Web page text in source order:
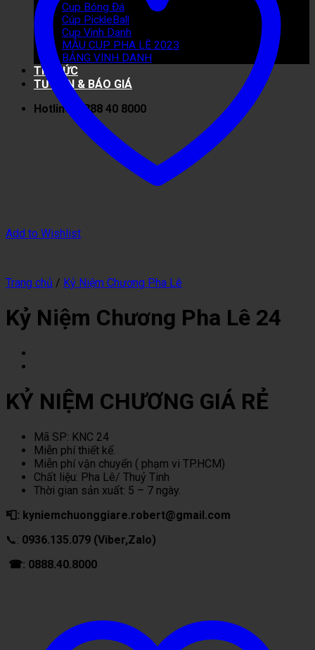
Cup Bóng Đá
Cúp PickleBall
Cup Vinh Danh
MẪU CUP PHA LÊ 2023
BẢNG VINH DANH
TIN TỨC
TƯ VẤN & BÁO GIÁ
Hotline: 0888 40 8000
Add to Wishlist
Trang chủ / Kỷ Niệm Chương Pha Lê
Kỷ Niệm Chương Pha Lê 24
KỶ NIỆM CHƯƠNG GIÁ RẺ
Mã SP: KNC 24
Miễn phí thiết kế.
Miễn phí vận chuyển ( phạm vi TP.HCM)
Chất liệu: Pha Lê/ Thuỷ Tinh
Thời gian sản xuất: 5 – 7 ngày.
📮: kyniemchuonggiare.robert@gmail.com
📞: 0936.135.079 (Viber,Zalo)
☎: 0888.40.8000